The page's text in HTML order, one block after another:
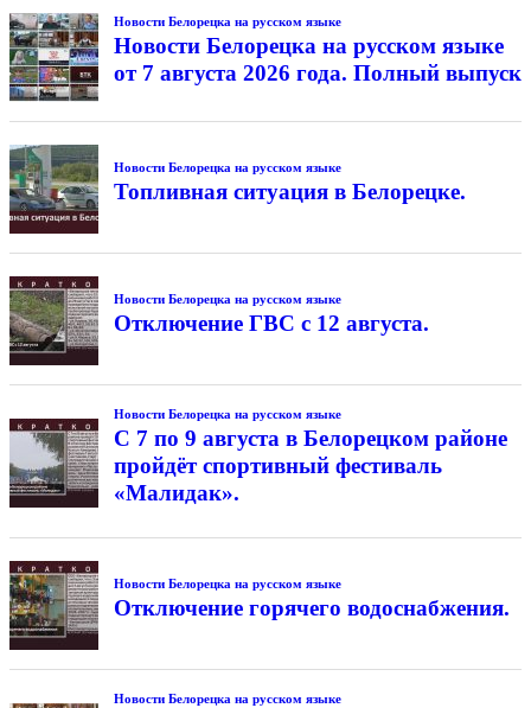
Новости Белорецка на русском языке
Новости Белорецка на русском языке
от 7 августа 2026 года. Полный выпуск
Новости Белорецка на русском языке
Топливная ситуация в Белорецке.
Новости Белорецка на русском языке
Отключение ГВС с 12 августа.
Новости Белорецка на русском языке
С 7 по 9 августа в Белорецком районе
пройдёт спортивный фестиваль
«Малидак».
Новости Белорецка на русском языке
Отключение горячего водоснабжения.
Новости Белорецка на русском языке